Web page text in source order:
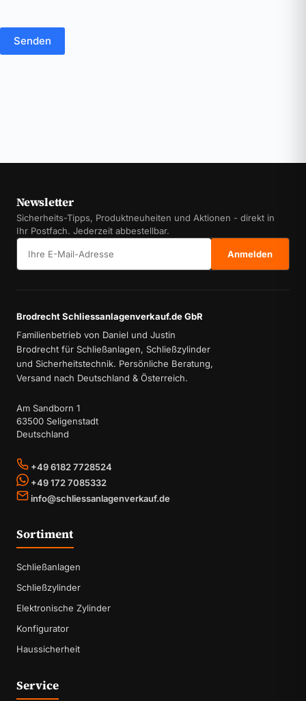
Senden
Newsletter
Sicherheits-Tipps, Produktneuheiten und Aktionen - direkt in
Ihr Postfach. Jederzeit abbestellbar.
Anmelden
Brodrecht Schliessanlagenverkauf.de GbR
Familienbetrieb von Daniel und Justin
Brodrecht für Schließanlagen, Schließzylinder
und Sicherheitstechnik. Persönliche Beratung,
Versand nach Deutschland & Österreich.
Am Sandborn 1
63500 Seligenstadt
Deutschland
+49 6182 7728524
+49 172 7085332
info@schliessanlagenverkauf.de
Sortiment
Schließanlagen
Schließzylinder
Elektronische Zylinder
Konfigurator
Haussicherheit
Service